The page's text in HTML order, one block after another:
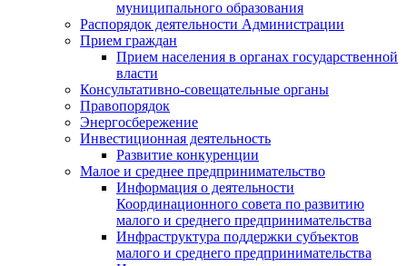
муниципального образования
Распорядок деятельности Администрации
Прием граждан
Прием населения в органах государственной
власти
Консультативно-совещательные органы
Правопорядок
Энергосбережение
Инвестиционная деятельность
Развитие конкуренции
Малое и среднее предпринимательство
Информация о деятельности
Координационного совета по развитию
малого и среднего предпринимательства
Инфраструктура поддержки субъектов
малого и среднего предпринимательства